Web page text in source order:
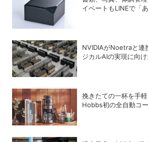
イベートもLINEで「
NVIDIAがNoetraと連
ジカルAIの実現に向
挽きたての一杯を手
Hobbs初の全自動コ